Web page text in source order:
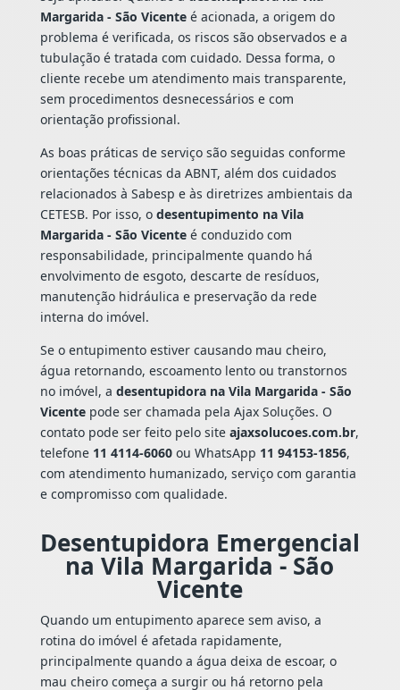
Margarida - São Vicenteé acionada, a origem do
problema é verificada, os riscos são observados e a
tubulação é tratada com cuidado. Dessa forma, o
cliente recebe um atendimento mais transparente,
sem procedimentos desnecessários e com
orientação profissional.
As boas práticas de serviço são seguidas conforme
orientações técnicas da ABNT, além dos cuidados
relacionados à Sabesp e às diretrizes ambientais da
CETESB. Por isso, o desentupimento na Vila
Margarida - São Vicenteé conduzido com
responsabilidade, principalmente quando há
envolvimento de esgoto, descarte de resíduos,
manutenção hidráulica e preservação da rede
interna do imóvel.
Se o entupimento estiver causando mau cheiro,
água retornando, escoamento lento ou transtornos
no imóvel, a desentupidora na Vila Margarida - São
Vicentepode ser chamada pela Ajax Soluções. O
contato pode ser feito pelo site ajaxsolucoes.com.br,
telefone 11 4114-6060ou WhatsApp 11 94153-1856,
com atendimento humanizado, serviço com garantia
e compromisso com qualidade.
Desentupidora Emergencial
na Vila Margarida - São
Vicente
Quando um entupimento aparece sem aviso, a
rotina do imóvel é afetada rapidamente,
principalmente quando a água deixa de escoar, o
mau cheiro começa a surgir ou há retorno pela